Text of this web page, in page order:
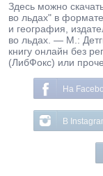
Здесь можно
во льдах" в
и география,
во льдах. — М.:
книгу онлайн без
(ЛибФокс) или
На
В